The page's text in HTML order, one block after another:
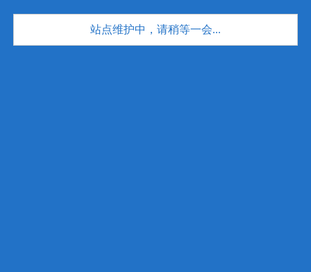
站点维护中，请稍等一会...